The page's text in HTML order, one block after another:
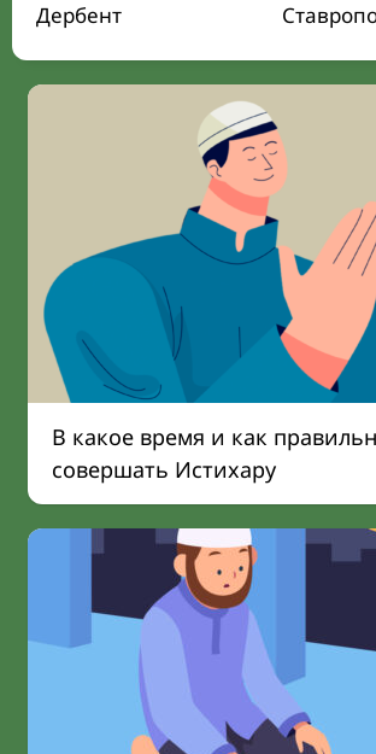
Дербент
В какое время и как
совершать Истихару